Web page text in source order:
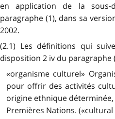
en application de la
paragraphe (1), dans sa
2002.
(2.1) Les définitions qui
disposition 2 iv du paragraphe
«organisme culturel»
pour offrir des activités
origine ethnique
Premières Nations.